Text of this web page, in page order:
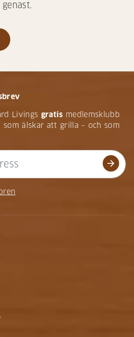
Livings gratis medlemsklubb
älskar att grilla – och som
arrow_forward